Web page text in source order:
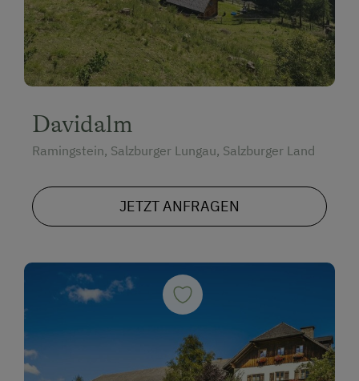
Davidalm
Ramingstein, Salzburger Lungau, Salzburger Land
JETZT ANFRAGEN